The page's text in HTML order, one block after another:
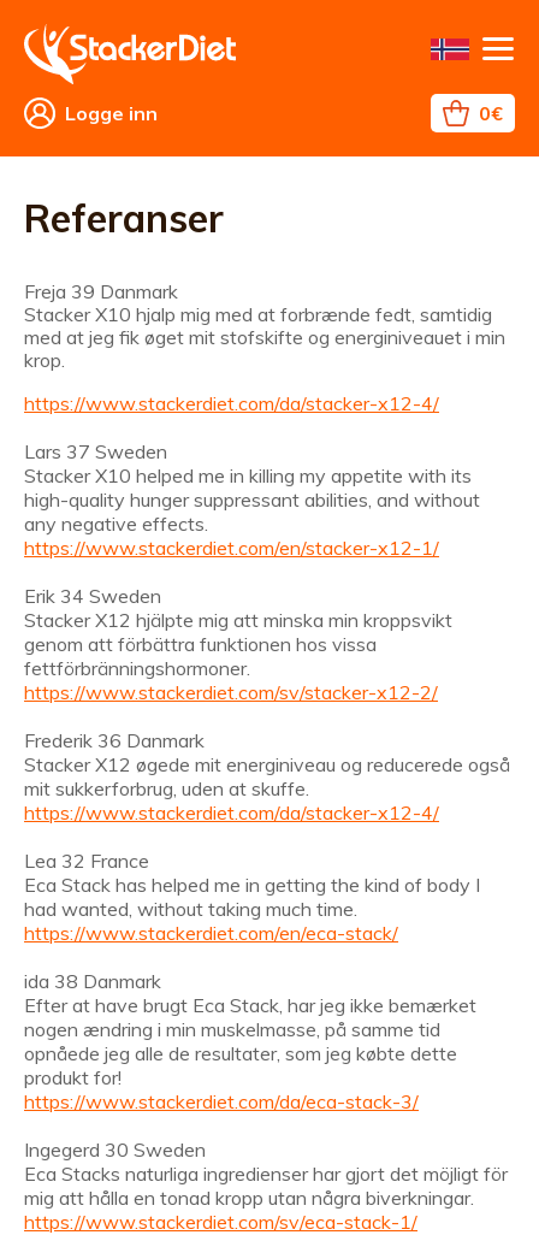
Fettforbrenning
Vektreduksjon
TMS
Kontakter
Returer
Forretningsvilkår
Alt
om
Hvordan
bør
spise?
Hvilke
regler
man
FAQ
Referanser
Logge inn 0€
Referanser
Freja 39 Danmark
Stacker X10 hjalp mig med at forbrænde fedt, samtidig
med at jeg fik øget mit stofskifte og energiniveauet i min
krop.
https://www.stackerdiet.com/da/stacker-x12-4/
Lars 37 Sweden
Stacker X10 helped me in killing my appetite with its
high-quality hunger suppressant abilities, and without
any negative effects.
https://www.stackerdiet.com/en/stacker-x12-1/
Erik 34 Sweden
Stacker X12 hjälpte mig att minska min kroppsvikt
genom att förbättra funktionen hos vissa
fettförbränningshormoner.
https://www.stackerdiet.com/sv/stacker-x12-2/
Frederik 36 Danmark
Stacker X12 øgede mit energiniveau og reducerede også
mit sukkerforbrug, uden at skuffe.
https://www.stackerdiet.com/da/stacker-x12-4/
Lea 32 France
Eca Stack has helped me in getting the kind of body I
had wanted, without taking much time.
https://www.stackerdiet.com/en/eca-stack/
ida 38 Danmark
Efter at have brugt Eca Stack, har jeg ikke bemærket
nogen ændring i min muskelmasse, på samme tid
opnåede jeg alle de resultater, som jeg købte dette
produkt for!
https://www.stackerdiet.com/da/eca-stack-3/
Ingegerd 30 Sweden
Eca Stacks naturliga ingredienser har gjort det möjligt för
mig att hålla en tonad kropp utan några biverkningar.
https://www.stackerdiet.com/sv/eca-stack-1/